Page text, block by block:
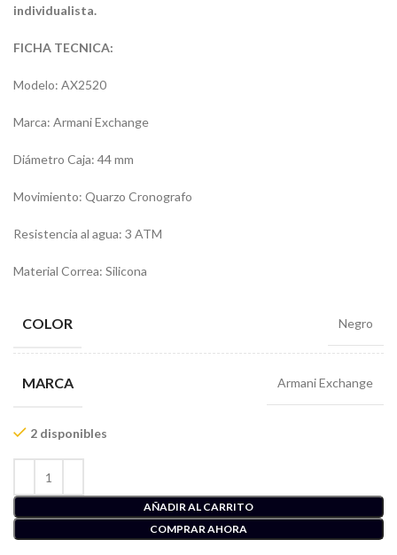
individualista.
FICHA TECNICA:
Modelo: AX2520
Marca: Armani Exchange
Diámetro Caja: 44 mm
Movimiento: Quarzo Cronografo
Resistencia al agua: 3 ATM
Material Correa: Silicona
COLOR Negro
MARCA Armani Exchange
2 disponibles
AÑADIR AL CARRITO
COMPRAR AHORA